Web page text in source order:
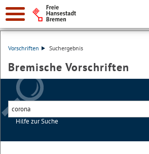
Vorschriften Suchergebnis
Bremische Vorschriften
Hilfe zur Suche